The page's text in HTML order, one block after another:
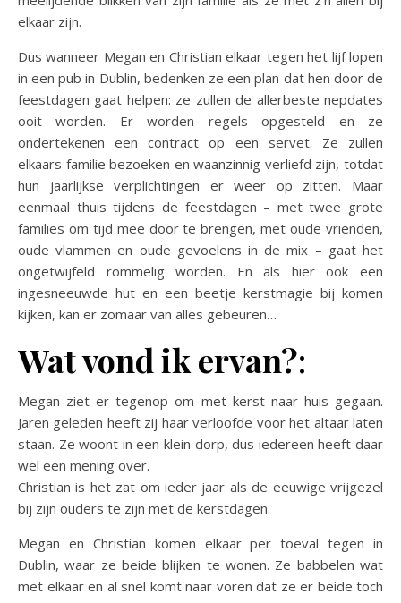
elkaar zijn.
Dus wanneer Megan en Christian elkaar tegen het lijf lopen
in een pub in Dublin, bedenken ze een plan dat hen door de
feestdagen gaat helpen: ze zullen de allerbeste nepdates
ooit worden. Er worden regels opgesteld en ze
ondertekenen een contract op een servet. Ze zullen
elkaars familie bezoeken en waanzinnig verliefd zijn, totdat
hun jaarlijkse verplichtingen er weer op zitten. Maar
eenmaal thuis tijdens de feestdagen – met twee grote
families om tijd mee door te brengen, met oude vrienden,
oude vlammen en oude gevoelens in de mix – gaat het
ongetwijfeld rommelig worden. En als hier ook een
ingesneeuwde hut en een beetje kerstmagie bij komen
kijken, kan er zomaar van alles gebeuren…
Wat vond ik ervan?:
Megan ziet er tegenop om met kerst naar huis gegaan.
Jaren geleden heeft zij haar verloofde voor het altaar laten
staan. Ze woont in een klein dorp, dus iedereen heeft daar
wel een mening over.
Christian is het zat om ieder jaar als de eeuwige vrijgezel
bij zijn ouders te zijn met de kerstdagen.
Megan en Christian komen elkaar per toeval tegen in
Dublin, waar ze beide blijken te wonen. Ze babbelen wat
met elkaar en al snel komt naar voren dat ze er beide toch